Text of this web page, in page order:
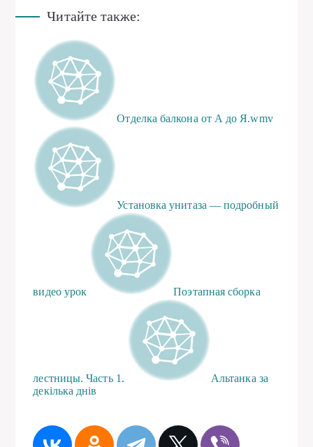
Читайте также:
Отделка балкона от А до Я.wmv
Установка унитаза — подробный
видео урок Поэтапная сборка
лестницы. Часть 1.
Альтанка за
декілька днів